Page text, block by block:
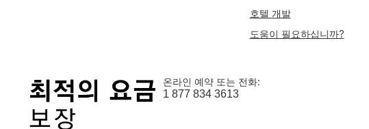
호텔 개발
도움이 필요하십니까?
온라인 예약 또는 전화:
1 877 834 3613